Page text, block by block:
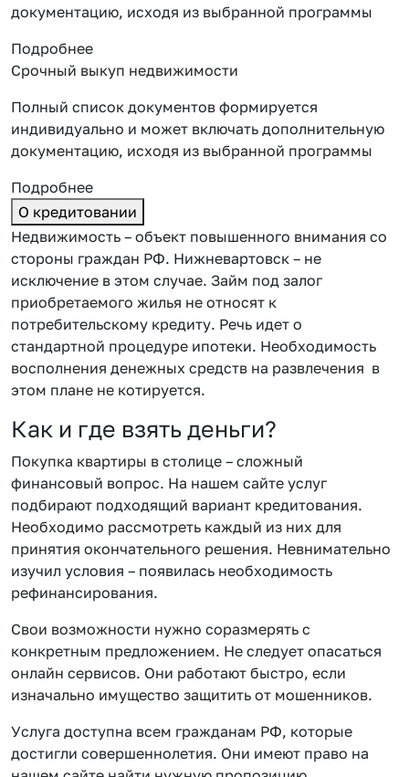
документацию, исходя из выбранной программы
Подробнее
Срочный выкуп недвижимости
Полный список документов формируется
индивидуально и может включать дополнительную
документацию, исходя из выбранной программы
Подробнее
О кредитовании
Недвижимость – объект повышенного внимания со
стороны граждан РФ. Нижневартовск – не
исключение в этом случае. Займ под залог
приобретаемого жилья не относят к
потребительскому кредиту. Речь идет о
стандартной процедуре ипотеки. Необходимость
восполнения денежных средств на развлечения в
этом плане не котируется.
Как и где взять деньги?
Покупка квартиры в столице – сложный
финансовый вопрос. На нашем сайте услуг
подбирают подходящий вариант кредитования.
Необходимо рассмотреть каждый из них для
принятия окончательного решения. Невнимательно
изучил условия – появилась необходимость
рефинансирования.
Свои возможности нужно соразмерять с
конкретным предложением. Не следует опасаться
онлайн сервисов. Они работают быстро, если
изначально имущество защитить от мошенников.
Услуга доступна всем гражданам РФ, которые
достигли совершеннолетия. Они имеют право на